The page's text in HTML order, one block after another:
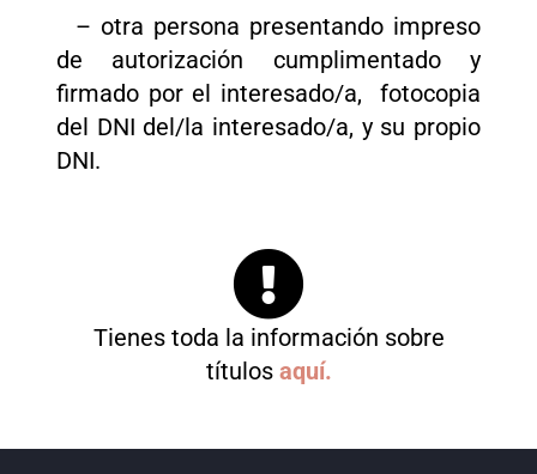
– otra persona presentando impreso
de autorización cumplimentado y
firmado por el interesado/a, fotocopia
del DNI del/la interesado/a, y su propio
DNI.
Tienes toda la información sobre
títulos aquí.